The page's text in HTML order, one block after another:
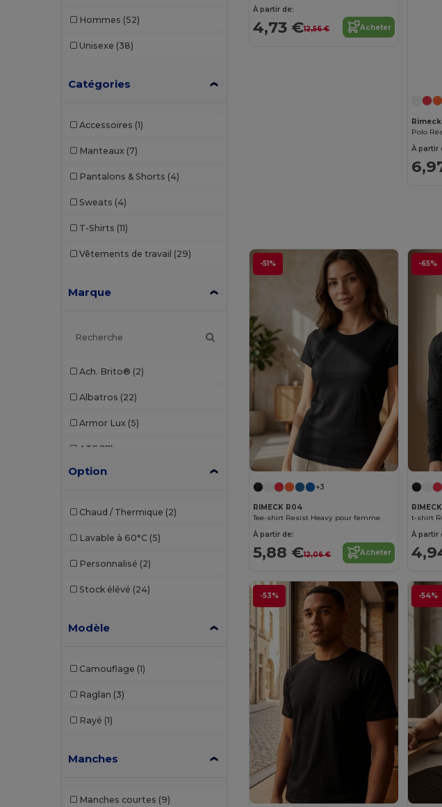
Hommes (52)
Unisexe (38)
Catégories
Accessoires (1)
Manteaux (7)
Pantalons & Shorts (4)
Sweats (4)
T-Shirts (11)
Vêtements de travail (29)
Marque
Ach. Brito® (2)
Albatros (22)
Armor Lux (5)
ATF (17)
Atlantis
B&C DNM
Barents (9)
Option
Chaud / Thermique (2)
Lavable à 60°C (5)
Personnalisé (2)
Stock élévé (24)
Modèle
Camouflage (1)
Raglan (3)
Rayé (1)
Manches
Manches courtes (9)
À partir de:
4,73 €12,56 € Acheter
Rimeck
À partir
-51%
+3
RIMECK R04
Tee-shirt Resist Heavy pour femme
À partir de:
5,88 €12,06 € Acheter
-65%
t-shirt
À partir
-53% -54%